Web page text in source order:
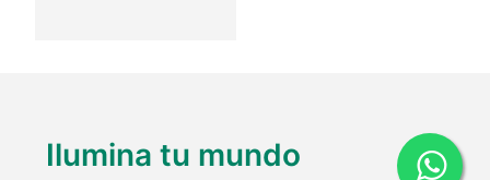
Ilumina tu mundo